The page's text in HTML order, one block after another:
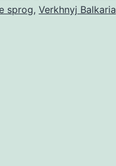
sprog, Verkhnyj Balkaria